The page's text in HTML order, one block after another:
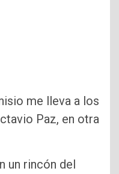
me lleva a los
Paz, en otra
un rincón del